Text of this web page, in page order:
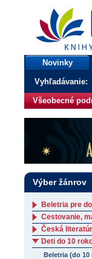
bux.sk
knihy, ktorými
Úvodná stránka
Novinky
Vyhľadávanie:
Všeobecné
Výber žánrov
Beletria pre
Cestovanie,
Česká
Deti do 10
Beletria (do 10